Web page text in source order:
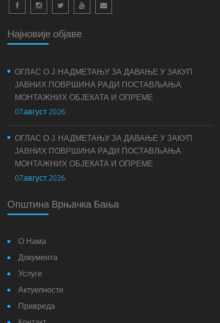
Најновије објаве
ОГЛАС О Ј. НАДМЕТАЊУ ЗА ДАВАЊЕ У ЗАКУП
ЈАВНИХ ПОВРШИНА РАДИ ПОСТАВЉАЊА
МОНТАЖНИХ ОБЈЕКАТА И ОПРЕМЕ
07.август 2026.
ОГЛАС О Ј. НАДМЕТАЊУ ЗА ДАВАЊЕ У ЗАКУП
ЈАВНИХ ПОВРШИНА РАДИ ПОСТАВЉАЊА
МОНТАЖНИХ ОБЈЕКАТА И ОПРЕМЕ
07.август 2026.
Општина Врњачка Бања
О Нама
Документа
Услуге
Актуелности
Привреда